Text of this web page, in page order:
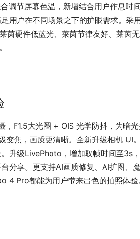
调节屏幕色温，新增结合用户作息时
用户在不同场景之下的护眼需求。
茵硬件低蓝光、莱茵节律友好、莱茵
F1.5大光圈 + OIS 光学防抖，为暗光
焦，画质更清晰。全新升级相机 UI
升级LivePhoto，增加取帧时间至3s
分享。更支持AI画质修复、AI扩图、
4 Pro都能为用户带来出色的拍照体验